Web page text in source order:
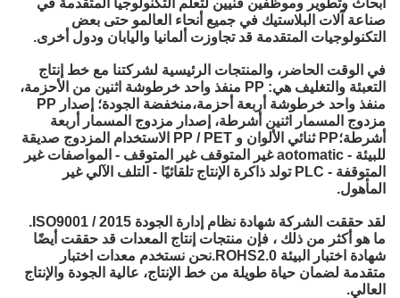
صناعة آلات البلاستيك في جميع أنحاء العالمو حتى بعض
التكنولوجيات المتقدمة قد تجاوزت ألمانيا واليابان ودول أخرى.
في الوقت الحاضر، والمنتجات الرئيسية لشركتنا مع خط إنتاج
التعبئة والتغليف هي: PP منفذ واحد خرطوشة اثنين من الأحزمة،
منفذ واحد خرطوشة أربعة أحزمة،منخفضة الجودة؛ إصدار PP
مزدوج المسمار اثنين أشرطة، إصدار مزدوج المسمار أربعة
أشرطة؛PP ثنائي الألوان و PP / PET الاستخدام المزدوج صديقة
للبيئة - aotomatic غير المتوقف غير المتوقف - المواصفات غير
المتوقفة - PLC تولد ذاكرة الإنتاج تلقائيًا - التلف الآلي غير
المأهول.
لقد حققت الشركة شهادة نظام إدارة الجودة ISO9001 / 2015.
ما هو أكثر من ذلك ، فإن منتجات إنتاج المعدات قد حققت أيضًا
شهادة اختبار البيئة ROHS2.0.نحن نستخدم معدات اختبار
متقدمة لضمان حياة طويلة من خط الإنتاج، عالية الجودة والإنتاج
العالي.